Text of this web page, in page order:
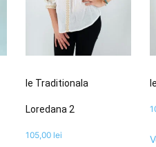
Ie Traditionala
Loredana 2
105,00 lei